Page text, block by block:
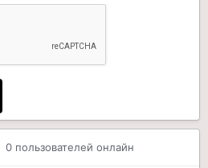
0 пользователей онлайн